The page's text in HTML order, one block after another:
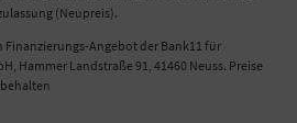
(Neupreis).
Finanzierungs-Angebot der Bank11 für
Hammer Landstraße 91, 41460 Neuss. Preise